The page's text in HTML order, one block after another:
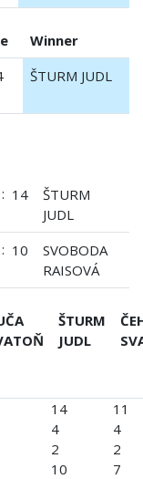
Winner
ŠTURM JUDL
: 14
ŠTURM
JUDL
: 10
SVOBODA
RAISOVÁ
ŠTURM
JUDL
14
4
2
10
11
4
2
7